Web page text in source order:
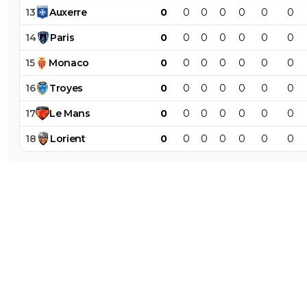
13 Auxerre 0 0 0 0 0 0 0
14 Paris 0 0 0 0 0 0 0
15 Monaco 0 0 0 0 0 0 0
16 Troyes 0 0 0 0 0 0 0
17 Le Mans 0 0 0 0 0 0 0
18 Lorient 0 0 0 0 0 0 0